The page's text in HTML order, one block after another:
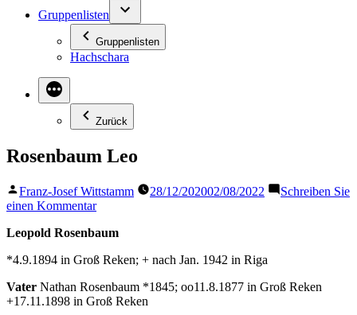
Gruppenlisten
Gruppenlisten
Hachschara
Zurück
Rosenbaum Leo
Veröffentlicht
von
Franz-Josef Wittstamm 28/12/202002/08/2022
Schreiben Sie
einen Kommentarzu
Leo
Leopold Rosenbaum
*4.9.1894 in Groß Reken; + nach Jan. 1942 in Riga
Vater Nathan Rosenbaum *1845; oo11.8.1877 in Groß Reken
+17.11.1898 in Groß Reken